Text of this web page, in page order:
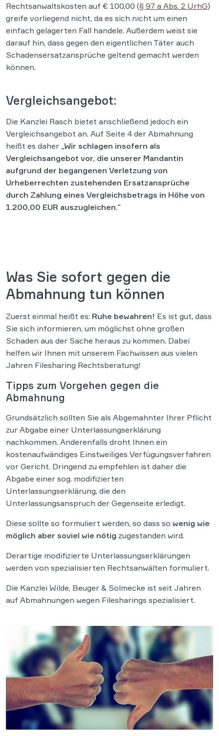
Rechtsanwaltskosten auf € 100,00 (§ 97 a Abs. 2 UrhG)
greife vorliegend nicht, da es sich nicht um einen
einfach gelagerten Fall handele. Außerdem weist sie
darauf hin, dass gegen den eigentlichen Täter auch
Schadensersatzansprüche geltend gemacht werden
können.
Vergleichsangebot:
Die Kanzlei Rasch bietet anschließend jedoch ein
Vergleichsangebot an. Auf Seite 4 der Abmahnung
heißt es daher „Wir schlagen insofern als
Vergleichsangebot vor, die unserer Mandantin
aufgrund der begangenen Verletzung von
Urheberrechten zustehenden Ersatzansprüche
durch Zahlung eines Vergleichsbetrags in Höhe von
1.200,00 EUR auszugleichen.”
Was Sie sofort gegen die
Abmahnung tun können
Zuerst einmal heißt es: Ruhe bewahren! Es ist gut, dass
Sie sich informieren, um möglichst ohne großen
Schaden aus der Sache heraus zu kommen. Dabei
helfen wir Ihnen mit unserem Fachwissen aus vielen
Jahren Filesharing Rechtsberatung!
Tipps zum Vorgehen gegen die
Abmahnung
Grundsätzlich sollten Sie als Abgemahnter Ihrer Pflicht
zur Abgabe einer Unterlassungserklärung
nachkommen. Anderenfalls droht Ihnen ein
kostenaufwändiges Einstweiliges Verfügungsverfahren
vor Gericht. Dringend zu empfehlen ist daher die
Abgabe einer sog. modifizierten
Unterlassungserklärung, die den
Unterlassungsanspruch der Gegenseite erledigt.
Diese sollte so formuliert werden, so dass so wenig wie
möglich aber soviel wie nötig zugestanden wird.
Derartige modifizierte Unterlassungserklärungen
werden von spezialisierten Rechtsanwälten formuliert.
Die Kanzlei Wilde, Beuger & Solmecke ist seit Jahren
auf Abmahnungen wegen Filesharings spezialisiert.